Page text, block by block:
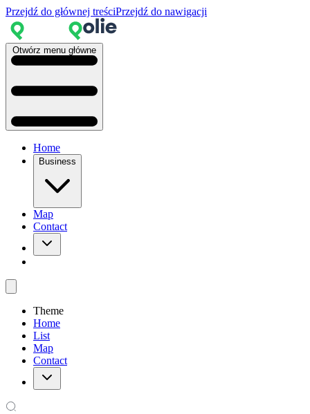
Przejdź do głównej treściPrzejdź do nawigacji
Otwórz menu główne
Home
Business
Map
Contact
Theme
Home
List
Map
Contact